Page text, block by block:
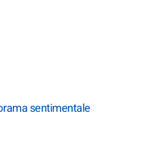
sentimentale